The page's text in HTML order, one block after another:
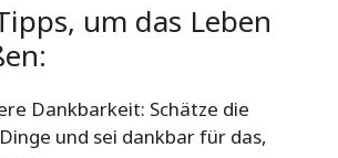
um das Leben
Dankbarkeit: Schätze die
und sei dankbar für das,